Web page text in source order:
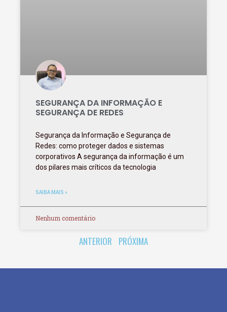
SEGURANÇA DA INFORMAÇÃO E
SEGURANÇA DE REDES
Segurança da Informação e Segurança de
Redes: como proteger dados e sistemas
corporativos A segurança da informação é um
dos pilares mais críticos da tecnologia
SAIBA MAIS »
Nenhum comentário
ANTERIOR PRÓXIMA